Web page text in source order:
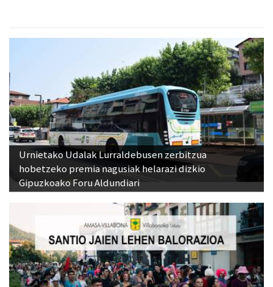
Urnietako Udalak Lurraldebusen zerbitzua
hobetzeko premia nagusiak helarazi dizkio
Gipuzkoako Foru Aldundiari